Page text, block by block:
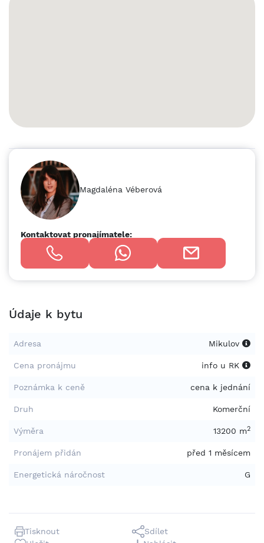
světlá výška 8 m ◉ nosnost podlah 5t/m2 ◉ přístup pomocí
vzdálenosti: 50 km Brno, 85 km Vídeň, 100 km Bratislava ◉
po dokončení dálnice D52 - přímé napojení Brno - Vídeň,
poskytneme na vyžádání. Foto - aktuální stav.
Magdaléna Véberová
Kontaktovat pronajímatele:
Tisknout
Sdílet
Údaje k bytu
Adresa Mikulov
Cena pronájmu info u RK
Poznámka k ceně cena k jednání
Druh Komerční
Výměra 13200 m2
Pronájem přidán před 1 měsícem
Energetická náročnost G